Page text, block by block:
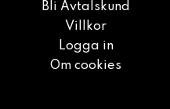
Bli Avtalskund
Villkor
Logga in
Om cookies